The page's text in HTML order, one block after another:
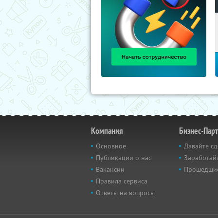
Компания
Основное
Публикации о нас
Вакансии
Правила сервиса
Ответы на вопросы
Бизнес-
Давайте